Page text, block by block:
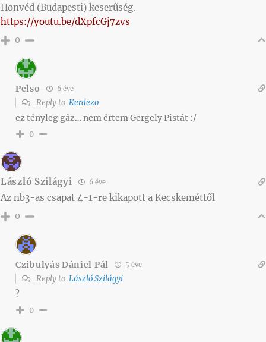
Honvéd (Budapesti) keserűség.
https://youtu.be/dXpfcGj7zvs
0
Pelso 6 éve
Reply to Kerdezo
ez tényleg gáz… nem értem Gergely Pistát :/
0
László Szilágyi 6 éve
Az nb3-as csapat 4-1-re kikapott a Kecskeméttől
0
Czibulyás Dániel Pál 5 éve
Reply to László Szilágyi
?
0